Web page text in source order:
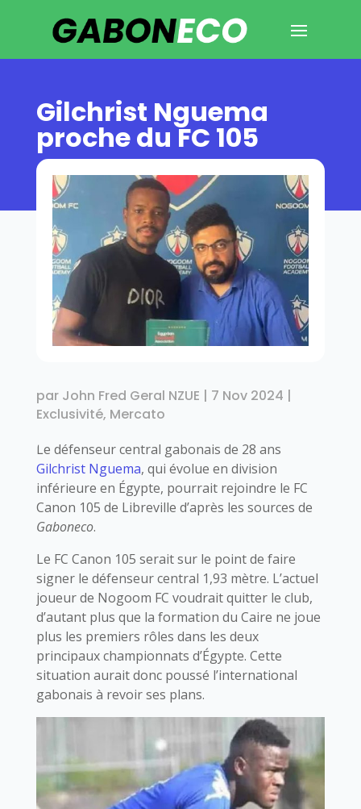
Gilchrist Nguema
proche du FC 105
par John Fred Geral NZUE | 7 Nov 2024 |
Exclusivité, Mercato
Le défenseur central gabonais de 28 ans
Gilchrist Nguema, qui évolue en division
inférieure en Égypte, pourrait rejoindre le FC
Canon 105 de Libreville d’après les sources de
Gaboneco.
Le FC Canon 105 serait sur le point de faire
signer le défenseur central 1,93 mètre. L’actuel
joueur de Nogoom FC voudrait quitter le club,
d’autant plus que la formation du Caire ne joue
plus les premiers rôles dans les deux
principaux championnats d’Égypte. Cette
situation aurait donc poussé l’international
gabonais à revoir ses plans.